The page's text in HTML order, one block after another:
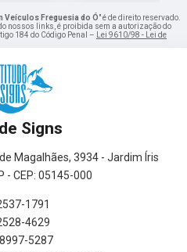
Veículos Freguesia do Ó" é de direito reservado.
nossos links, é proibida sem a autorização do
184 do Código Penal –
Lei 9610/98 - Lei de
Signs
Magalhães, 3934 - Jardim Íris
- CEP: 05145-000
1791
4629
5287